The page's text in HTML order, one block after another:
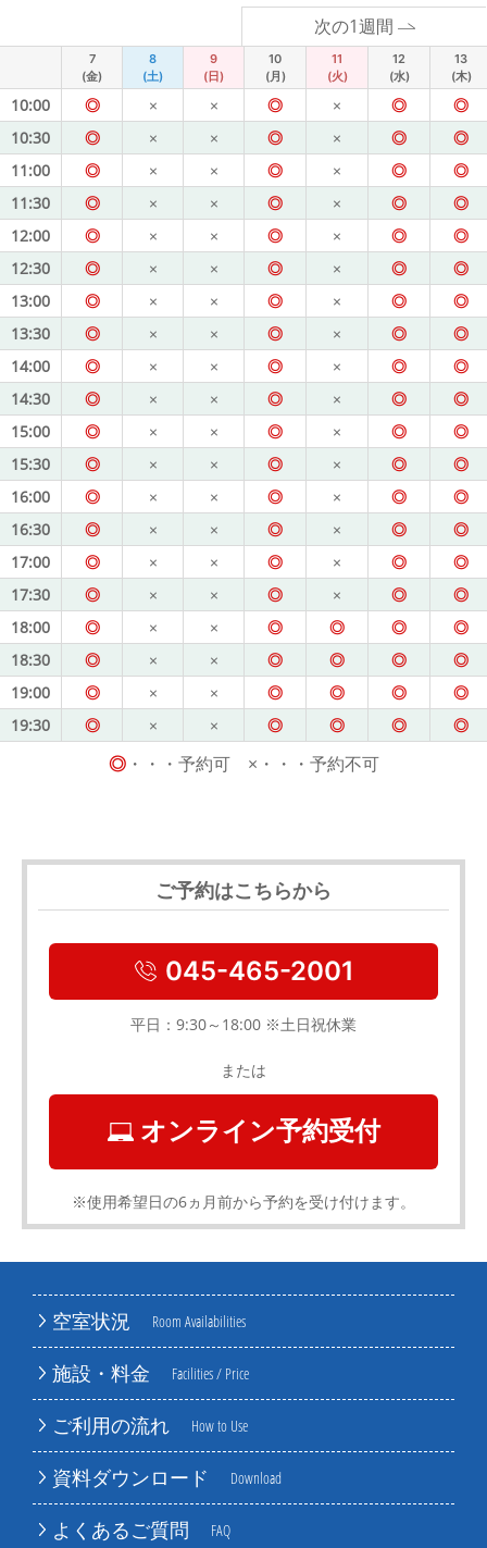
空室状況 Room Availabilities
施設・料金 Facilities / Price
ご利用の流れ How to Use
資料ダウンロード Download
よくあるご質問 FAQ
次の1週間
7
(金)
8
(土)
9
(日)
10
(月)
11
(火)
12
(水)
13
(木)
10:00 ◎ × × ◎ × ◎
◎
10:30
◎ × × ◎ × ◎
◎
11:00
◎ × × ◎ × ◎
◎
11:30
◎ × × ◎ × ◎
◎
12:00
◎ × × ◎ × ◎
◎
12:30
◎ × × ◎ × ◎
◎
13:00
◎ × × ◎ × ◎
◎
13:30
◎ × × ◎ × ◎
◎
14:00
◎ × × ◎ × ◎
◎
14:30
◎ × × ◎ × ◎
◎
15:00
◎ × × ◎ × ◎
◎
15:30
◎ × × ◎ × ◎
◎
16:00
◎ × × ◎ × ◎
◎
16:30
◎ × × ◎ × ◎
◎
17:00
◎ × × ◎ × ◎
◎
17:30
◎ × × ◎ × ◎
◎
18:00
◎ × × ◎ ◎ ◎
◎
18:30
◎ × × ◎ ◎ ◎
◎
19:00
◎ × × ◎ ◎ ◎
◎
19:30
◎ × × ◎ ◎ ◎ ◎
◎・・・予約可 ×・・・予約不可
ご予約はこちらから
045-465-2001
平日：9:30～18:00 ※土日祝休業
または
オンライン予約受付
※使用希望日の6ヵ月前から予約を受け付けます。